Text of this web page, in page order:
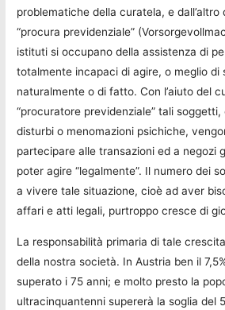
problematiche della curatela, e dall’altro
“procura previdenziale”
istituti si occupano della assistenza di
totalmente incapaci di agire, o meglio di
naturalmente o di fatto. Con l’aiuto del
“procuratore previdenziale” tali
disturbi o menomazioni psichiche,
partecipare alle transazioni ed a negozi
poter agire “legalmente”. Il numero dei
a vivere tale situazione, cioè ad aver
affari e atti legali, purtroppo cresce di
La responsabilità primaria di tale
della nostra società. In Austria ben il
superato i 75 anni; e molto presto la
ultracinquantenni supererà la soglia del